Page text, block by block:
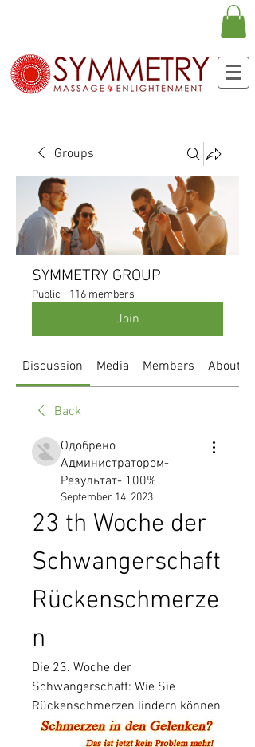
Groups
SYMMETRY GROUP
Public · 116 members
Join
Discussion Media Members About
Back
Одобрено
Администратором-
Результат- 100%
September 14, 2023
23 th Woche der
Schwangerschaft
Rückenschmerze
n
Die 23. Woche der
Schwangerschaft: Wie Sie
Rückenschmerzen lindern können